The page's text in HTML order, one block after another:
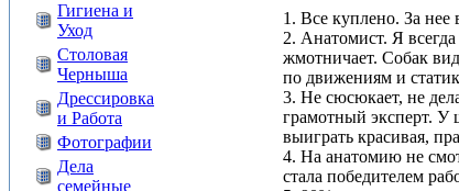
Гигиена и
Уход
Столовая
Черныша
Дрессировка
и Работа
Фотографии
Дела
семейные
1. Все куплено. За нее
2. Анатомист. Я
жмотничает. Собак
по движениям и
3. Не сюсюкает, не
грамотный эксперт. У
выиграть красивая,
4. На анатомию не
стала победителем